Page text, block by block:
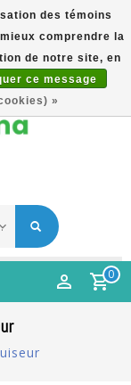
| Gratis
2007
0
des témoins
comprendre la
de notre site, en
ce message
»